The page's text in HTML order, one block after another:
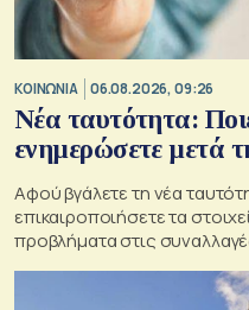
ΚΟΙΝΩΝΙΑ 06.08.2026, 09:26
Νέα ταυτότητα:
ενημερώσετε μετά
Αφού βγάλετε τη νέα
επικαιροποιήσετε τα
προβλήματα στις